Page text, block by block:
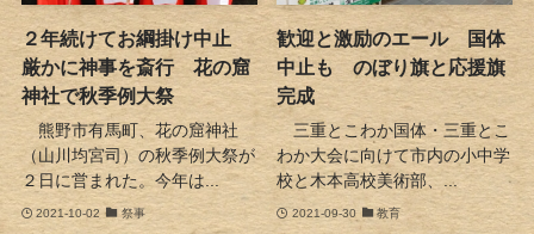
２年続けてお綱掛け中止
厳かに神事を斎行 花の窟
神社で秋季例大祭
熊野市有馬町、花の窟神社
（山川均宮司）の秋季例大祭が
２日に営まれた。今年は...
2021-10-02 祭事
歓迎と激励のエール 国体
中止も のぼり旗と応援旗
完成
三重とこわか国体・三重とこ
わか大会に向けて市内の小中学
校と木本高校美術部、...
2021-09-30 教育